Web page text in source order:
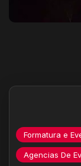
Formatura e
Agencias De